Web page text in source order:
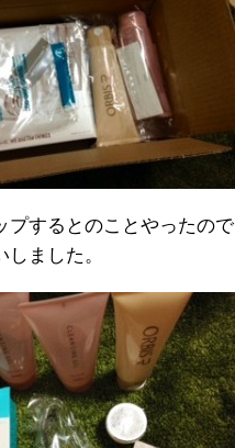
プするとのことやったので
しました。